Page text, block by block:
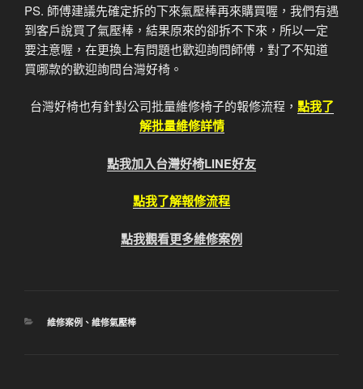
PS. 師傅建議先確定拆的下來氣壓棒再來購買喔，我們有遇
到客戶說買了氣壓棒，結果原來的卻拆不下來，所以一定
要注意喔，在更換上有問題也歡迎詢問師傅，對了不知道
買哪款的歡迎詢問台灣好椅。
台灣好椅也有針對公司批量維修椅子的報修流程， 點我了
解批量維修詳情
點我加入台灣好椅LINE好友
點我了解報修流程
點我觀看更多維修案例
分
維修案例 、 維修氣壓棒